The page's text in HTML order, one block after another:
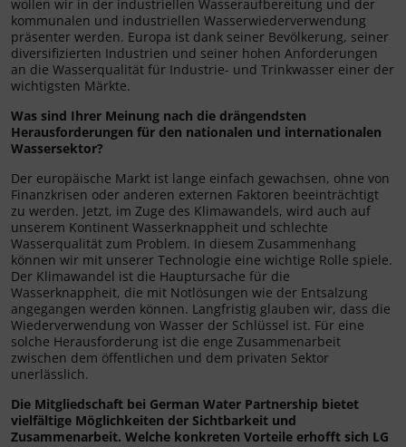
wollen wir in der industriellen Wasseraufbereitung und der
kommunalen und industriellen Wasserwiederverwendung
präsenter werden. Europa ist dank seiner Bevölkerung, seiner
diversifizierten Industrien und seiner hohen Anforderungen
an die Wasserqualität für Industrie- und Trinkwasser einer der
wichtigsten Märkte.
Was sind Ihrer Meinung nach die drängendsten
Herausforderungen für den nationalen und internationalen
Wassersektor?
Der europäische Markt ist lange einfach gewachsen, ohne von
Finanzkrisen oder anderen externen Faktoren beeinträchtigt
zu werden. Jetzt, im Zuge des Klimawandels, wird auch auf
unserem Kontinent Wasserknappheit und schlechte
Wasserqualität zum Problem. In diesem Zusammenhang
können wir mit unserer Technologie eine wichtige Rolle spiele.
Der Klimawandel ist die Hauptursache für die
Wasserknappheit, die mit Notlösungen wie der Entsalzung
angegangen werden können. Langfristig glauben wir, dass die
Wiederverwendung von Wasser der Schlüssel ist. Für eine
solche Herausforderung ist die enge Zusammenarbeit
zwischen dem öffentlichen und dem privaten Sektor
unerlässlich.
Die Mitgliedschaft bei German Water Partnership bietet
vielfältige Möglichkeiten der Sichtbarkeit und
Zusammenarbeit. Welche konkreten Vorteile erhofft sich LG